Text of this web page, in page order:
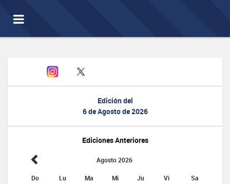
Toggle
navigation
Edición del
6 de Agosto de 2026
Ediciones Anteriores
Agosto 2026
Do Lu Ma Mi Ju Vi Sa